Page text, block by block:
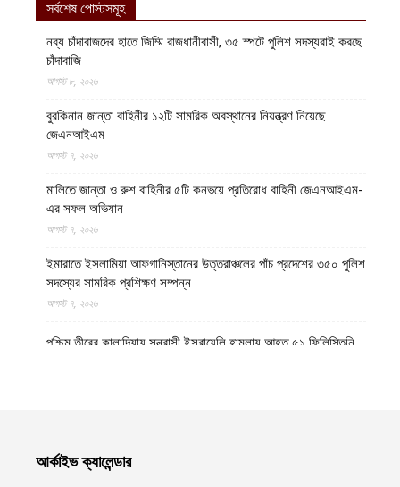
সর্বশেষ পোস্টসমূহ
নব্য চাঁদাবাজদের হাতে জিম্মি রাজধানীবাসী, ৩৫ স্পটে পুলিশ সদস্যরাই করছে
চাঁদাবাজি
আগস্ট ৮, ২০২৬
বুরকিনান জান্তা বাহিনীর ১২টি সামরিক অবস্থানের নিয়ন্ত্রণ নিয়েছে
জেএনআইএম
আগস্ট ৭, ২০২৬
মালিতে জান্তা ও রুশ বাহিনীর ৫টি কনভয়ে প্রতিরোধ বাহিনী জেএনআইএম-
এর সফল অভিযান
আগস্ট ৭, ২০২৬
ইমারাতে ইসলামিয়া আফগানিস্তানের উত্তরাঞ্চলের পাঁচ প্রদেশের ৩৫০ পুলিশ
সদস্যের সামরিক প্রশিক্ষণ সম্পন্ন
আগস্ট ৭, ২০২৬
পশ্চিম তীরের কালান্দিয়ায় সন্ত্রাসী ইসরায়েলি হামলায় আহত ৫১ ফিলিস্তিনি
বগুড়ায় ছিনতাই দেখে ফেলায় শিশুকে হত্যা, ধানক্ষেতে মিললো মাটিচাপা লাশ
আর্কাইভ ক্যালেন্ডার